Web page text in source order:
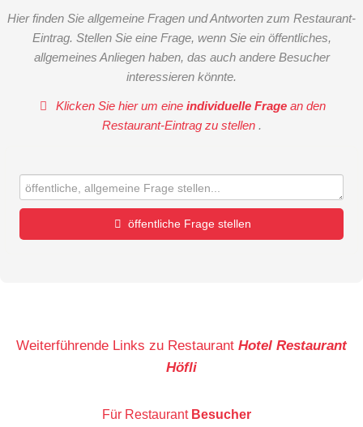
Hier finden Sie allgemeine Fragen und Antworten zum Restaurant-
Eintrag. Stellen Sie eine Frage, wenn Sie ein öffentliches,
allgemeines Anliegen haben, das auch andere Besucher
interessieren könnte.
Klicken Sie hier um eineindividuelle Frage an den
Restaurant-Eintrag zu stellen .
öffentliche Frage stellen
Weiterführende Links zu Restaurant Hotel Restaurant
Höfli
Für Restaurant Besucher